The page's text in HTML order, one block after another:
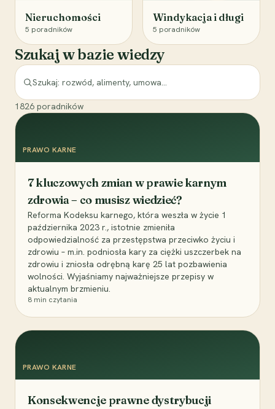
Nieruchomości
5 poradników
Windykacja i długi
5 poradników
Szukaj w bazie wiedzy
1826 poradników
PRAWO KARNE
7 kluczowych zmian w prawie karnym
zdrowia – co musisz wiedzieć?
Reforma Kodeksu karnego, która weszła w życie 1
października 2023 r., istotnie zmieniła
odpowiedzialność za przestępstwa przeciwko życiu i
zdrowiu – m.in. podniosła kary za ciężki uszczerbek na
zdrowiu i zniosła odrębną karę 25 lat pozbawienia
wolności. Wyjaśniamy najważniejsze przepisy w
aktualnym brzmieniu.
8 min czytania
PRAWO KARNE
Konsekwencje prawne dystrybucji